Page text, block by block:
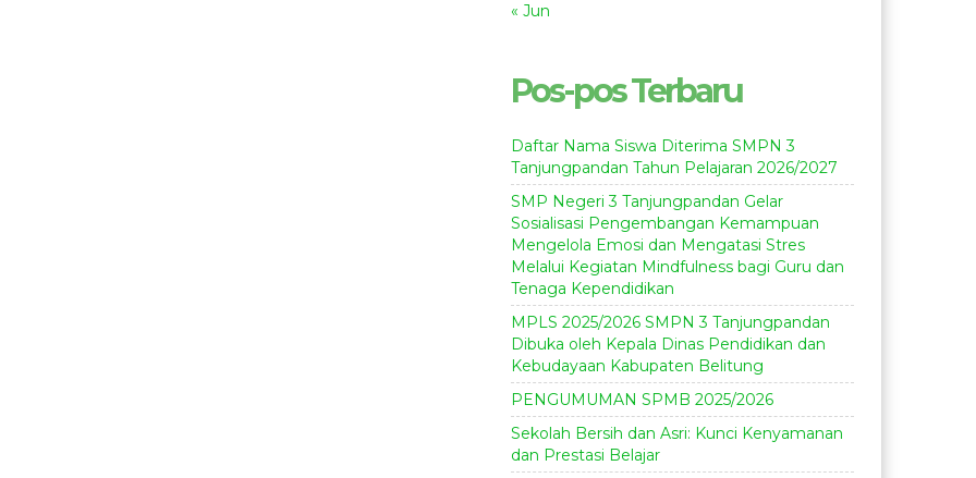
« Jun
Pos-pos Terbaru
Daftar Nama Siswa Diterima SMPN 3
Tanjungpandan Tahun Pelajaran 2026/2027
SMP Negeri 3 Tanjungpandan Gelar
Sosialisasi Pengembangan Kemampuan
Mengelola Emosi dan Mengatasi Stres
Melalui Kegiatan Mindfulness bagi Guru dan
Tenaga Kependidikan
MPLS 2025/2026 SMPN 3 Tanjungpandan
Dibuka oleh Kepala Dinas Pendidikan dan
Kebudayaan Kabupaten Belitung
PENGUMUMAN SPMB 2025/2026
Sekolah Bersih dan Asri: Kunci Kenyamanan
dan Prestasi Belajar